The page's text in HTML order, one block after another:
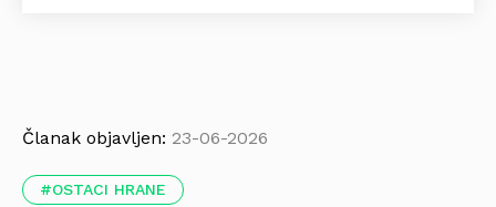
Članak objavljen: 23-06-2026
OSTACI HRANE